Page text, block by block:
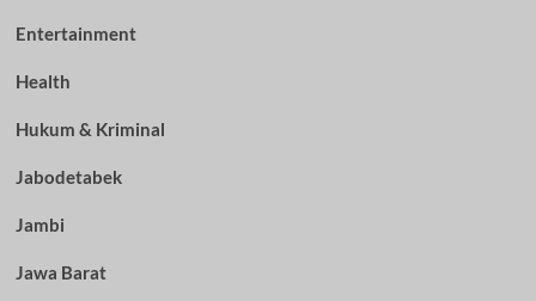
Entertainment
Health
Hukum & Kriminal
Jabodetabek
Jambi
Jawa Barat